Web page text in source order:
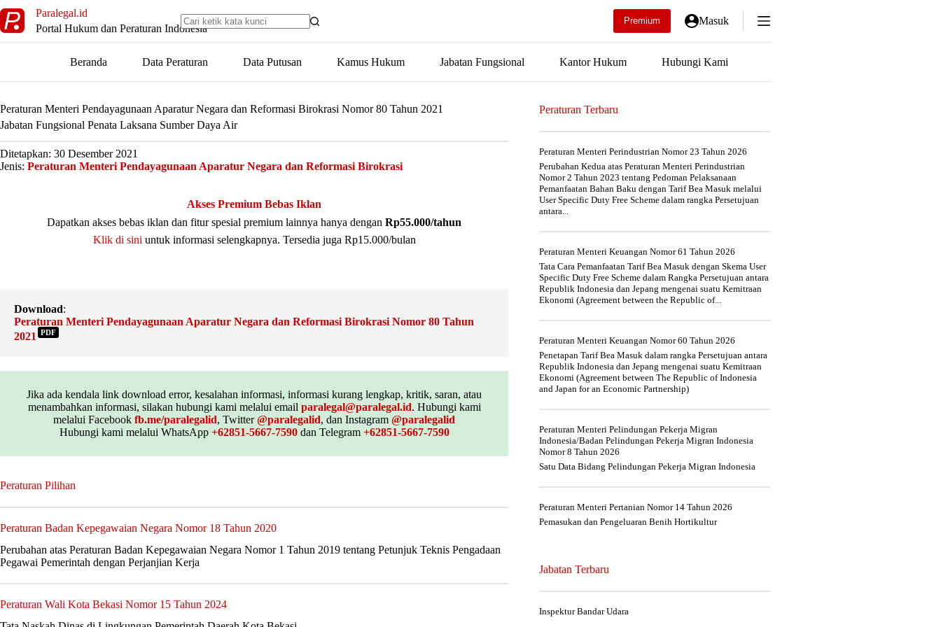
to
content
Paralegal.id
Portal Hukum dan Peraturan Indonesia
Premium Masuk
Beranda Data Peraturan Data Putusan Kamus Hukum Jabatan Fungsional Kantor Hukum Hubungi Kami
Peraturan Menteri Pendayagunaan Aparatur Negara dan Reformasi Birokrasi Nomor 80 Tahun 2021
Jabatan Fungsional Penata Laksana Sumber Daya Air
Ditetapkan: 30 Desember 2021
Jenis: Peraturan Menteri Pendayagunaan Aparatur Negara dan Reformasi Birokrasi
Akses Premium Bebas Iklan
Dapatkan akses bebas iklan dan fitur spesial premium lainnya hanya dengan Rp55.000/tahun
Klik di sini untuk informasi selengkapnya. Tersedia juga Rp15.000/bulan
Download:
Peraturan Menteri Pendayagunaan Aparatur Negara dan Reformasi Birokrasi Nomor 80 Tahun
2021
PDF
Jika ada kendala link download error, kesalahan informasi, informasi kurang lengkap, kritik, saran, atau
menambahkan informasi, silakan hubungi kami melalui email paralegal@paralegal.id. Hubungi kami
melalui Facebook fb.me/paralegalid, Twitter@paralegalid, dan Instagram @paralegalid
Hubungi kami melalui WhatsApp +62851-5667-7590dan Telegram +62851-5667-7590
Peraturan Pilihan
Peraturan Badan Kepegawaian Negara Nomor 18 Tahun 2020
Perubahan atas Peraturan Badan Kepegawaian Negara Nomor 1 Tahun 2019 tentang Petunjuk Teknis Pengadaan
Pegawai Pemerintah dengan Perjanjian Kerja
Peraturan Wali Kota Bekasi Nomor 15 Tahun 2024
Peraturan Terbaru
Peraturan Menteri Perindustrian Nomor 23 Tahun 2026
Perubahan Kedua atas Peraturan Menteri Perindustrian
Nomor 2 Tahun 2023 tentang Pedoman Pelaksanaan
Pemanfaatan Bahan Baku dengan Tarif Bea Masuk melalui
User Specific Duty Free Scheme dalam rangka Persetujuan
antara...
Peraturan Menteri Keuangan Nomor 61 Tahun 2026
Tata Cara Pemanfaatan Tarif Bea Masuk dengan Skema User
Specific Duty Free Scheme dalam Rangka Persetujuan antara
Republik Indonesia dan Jepang mengenai suatu Kemitraan
Ekonomi (Agreement between the Republic of...
Peraturan Menteri Keuangan Nomor 60 Tahun 2026
Penetapan Tarif Bea Masuk dalam rangka Persetujuan antara
Republik Indonesia dan Jepang mengenai suatu Kemitraan
Ekonomi (Agreement between The Republic of Indonesia
and Japan for an Economic Partnership)
Peraturan Menteri Pelindungan Pekerja Migran
Indonesia/Badan Pelindungan Pekerja Migran Indonesia
Nomor 8 Tahun 2026
Satu Data Bidang Pelindungan Pekerja Migran Indonesia
Peraturan Menteri Pertanian Nomor 14 Tahun 2026
Pemasukan dan Pengeluaran Benih Hortikultur
Jabatan Terbaru
Inspektur Bandar Udara